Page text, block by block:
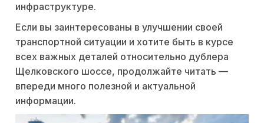
инфраструктуре.
Если вы заинтересованы в улучшении своей
транспортной ситуации и хотите быть в курсе
всех важных деталей относительно дублера
Щелковского шоссе, продолжайте читать —
впереди много полезной и актуальной
информации.